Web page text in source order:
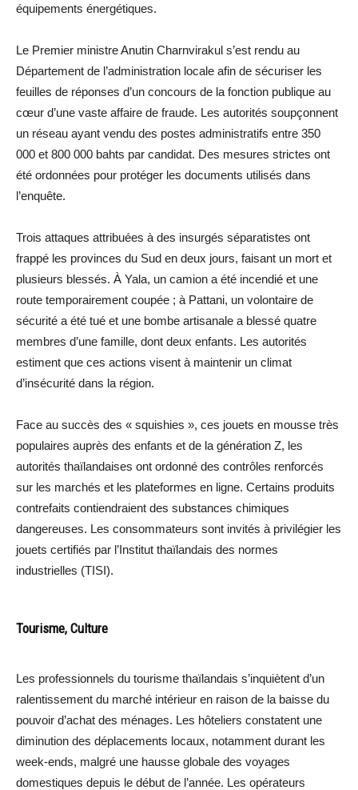
équipements énergétiques.
Le Premier ministre Anutin Charnvirakul s’est rendu au
Département de l’administration locale afin de sécuriser les
feuilles de réponses d’un concours de la fonction publique au
cœur d’une vaste affaire de fraude. Les autorités soupçonnent
un réseau ayant vendu des postes administratifs entre 350
000 et 800 000 bahts par candidat. Des mesures strictes ont
été ordonnées pour protéger les documents utilisés dans
l’enquête.
Trois attaques attribuées à des insurgés séparatistes ont
frappé les provinces du Sud en deux jours, faisant un mort et
plusieurs blessés. À Yala, un camion a été incendié et une
route temporairement coupée ; à Pattani, un volontaire de
sécurité a été tué et une bombe artisanale a blessé quatre
membres d’une famille, dont deux enfants. Les autorités
estiment que ces actions visent à maintenir un climat
d’insécurité dans la région.
Face au succès des « squishies », ces jouets en mousse très
populaires auprès des enfants et de la génération Z, les
autorités thaïlandaises ont ordonné des contrôles renforcés
sur les marchés et les plateformes en ligne. Certains produits
contrefaits contiendraient des substances chimiques
dangereuses. Les consommateurs sont invités à privilégier les
jouets certifiés par l’Institut thaïlandais des normes
industrielles (TISI).
Tourisme, Culture
Les professionnels du tourisme thaïlandais s’inquiètent d’un
ralentissement du marché intérieur en raison de la baisse du
pouvoir d’achat des ménages. Les hôteliers constatent une
diminution des déplacements locaux, notamment durant les
week-ends, malgré une hausse globale des voyages
domestiques depuis le début de l’année. Les opérateurs